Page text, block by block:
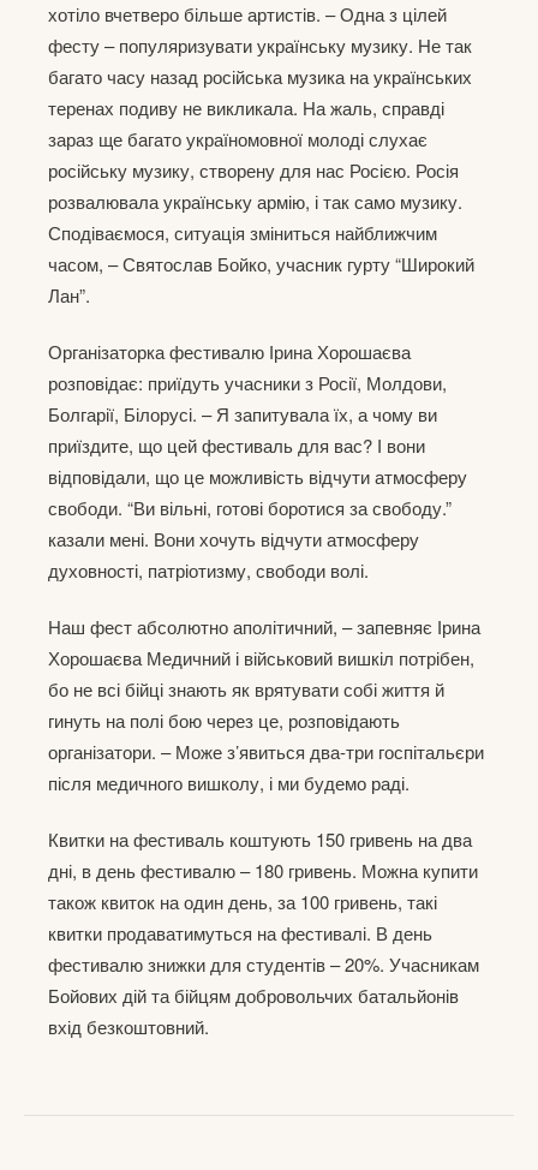
хотіло вчетверо більше артистів. – Одна з цілей
фесту – популяризувати українську музику. Не так
багато часу назад російська музика на українських
теренах подиву не викликала. На жаль, справді
зараз ще багато україномовної молоді слухає
російську музику, створену для нас Росією. Росія
розвалювала українську армію, і так само музику.
Сподіваємося, ситуація зміниться найближчим
часом, – Святослав Бойко, учасник гурту “Широкий
Лан”.
Організаторка фестивалю Ірина Хорошаєва
розповідає: приїдуть учасники з Росії, Молдови,
Болгарії, Білорусі. – Я запитувала їх, а чому ви
приїздите, що цей фестиваль для вас? І вони
відповідали, що це можливість відчути атмосферу
свободи. “Ви вільні, готові боротися за свободу.”
казали мені. Вони хочуть відчути атмосферу
духовності, патріотизму, свободи волі.
Наш фест абсолютно аполітичний, – запевняє Ірина
Хорошаєва Медичний і військовий вишкіл потрібен,
бо не всі бійці знають як врятувати собі життя й
гинуть на полі бою через це, розповідають
організатори. – Може з’явиться два-три госпітальєри
після медичного вишколу, і ми будемо раді.
Квитки на фестиваль коштують 150 гривень на два
дні, в день фестивалю – 180 гривень. Можна купити
також квиток на один день, за 100 гривень, такі
квитки продаватимуться на фестивалі. В день
фестивалю знижки для студентів – 20%. Учасникам
Бойових дій та бійцям добровольчих батальйонів
вхід безкоштовний.